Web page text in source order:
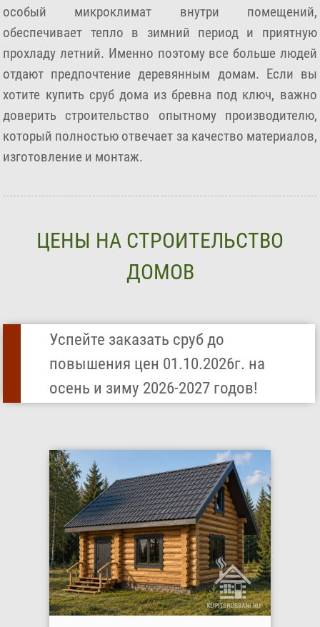
особый микроклимат внутри помещений,
обеспечивает тепло в зимний период и приятную
прохладу летний. Именно поэтому все больше людей
отдают предпочтение деревянным домам. Если вы
хотите купить сруб дома из бревна под ключ, важно
доверить строительство опытному производителю,
который полностью отвечает за качество материалов,
изготовление и монтаж.
ЦЕНЫ НА СТРОИТЕЛЬСТВО
ДОМОВ
Успейте заказать сруб до
повышения цен 01.10.2026г. на
осень и зиму 2026-2027 годов!